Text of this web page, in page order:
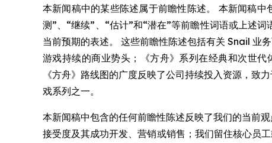
本新闻稿中的某些陈述属于前瞻性陈述。 本新闻稿中
测”、“继续”、“估计”和“潜在”等前瞻性词语或上述
当前预期的表述。 这些前瞻性陈述包括有关 Snail 业
游戏持续的商业势头；《方舟》系列在经典和次世
《方舟》路线图的广度反映了公司持续投入资源，致
戏系列之一。
本新闻稿中包含的任何前瞻性陈述反映了我们的当前
接受度及其成功开发、营销或销售；我们留住核心员